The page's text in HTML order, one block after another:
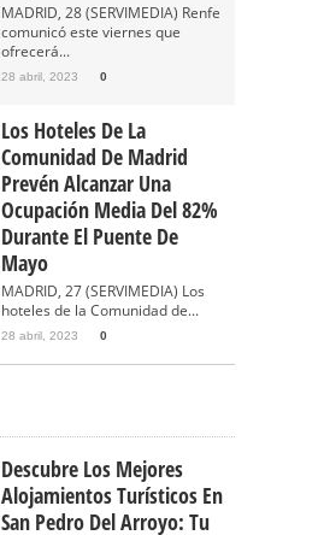
MADRID, 28 (SERVIMEDIA) Renfe
comunicó este viernes que
ofrecerá...
28 abril, 2023 0
Los Hoteles De La
Comunidad De Madrid
Prevén Alcanzar Una
Ocupación Media Del 82%
Durante El Puente De
Mayo
MADRID, 27 (SERVIMEDIA) Los
hoteles de la Comunidad de...
28 abril, 2023 0
Descubre Los Mejores
Alojamientos Turísticos En
San Pedro Del Arroyo: Tu